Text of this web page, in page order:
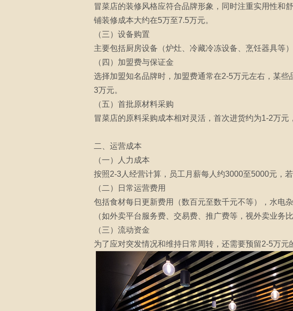
冒菜店的装修风格应符合品牌形象，同时注重实用性和
铺装修成本大约在5万至7.5万元。
（三）设备购置
主要包括厨房设备（炉灶、冷藏冷冻设备、烹饪器具等
（四）加盟费与保证金
选择加盟知名品牌时，加盟费通常在2-5万元左右，某
3万元。
（五）首批原材料采购
冒菜店的原料采购成本相对灵活，首次进货约为1-2万元
二、运营成本
（一）人力成本
按照2-3人经营计算，员工月薪每人约3000至5000元，
（二）日常运营费用
包括食材每日更新费用（数百元至数千元不等），水电
（如外卖平台服务费、交易费、推广费等，视外卖业务
（三）流动资金
为了应对突发情况和维持日常周转，还需要预留2-5万元